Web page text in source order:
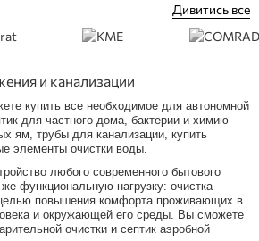
Дивитись все
и канализации
купить все необходимое для автономной
для частного дома, бактерии и химию
ям, трубы для канализации, купить
элементы очистки воды.
любого современного бытового
функциональную нагрузку: очистка
повышения комфорта проживающих в
и окружающей его среды. Вы сможете
очистки и септик аэробной